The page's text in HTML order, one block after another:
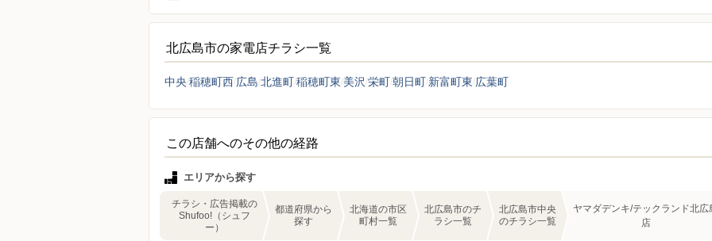
北広島市の家電店チラシ一覧
中央 稲穂町西 広島 北進町稲穂町東 美沢 栄町朝日町 新富町東 広葉町
この店舗へのその他の経路
エリアから探す
チラシ・広告掲載の
Shufoo!（シュフ
ー）
都道府県から
探す
北海道の市区
町村一覧
北広島市のチ
ラシ一覧
北広島市中央
のチラシ一覧
ヤマダデンキ/テックランド北広
店